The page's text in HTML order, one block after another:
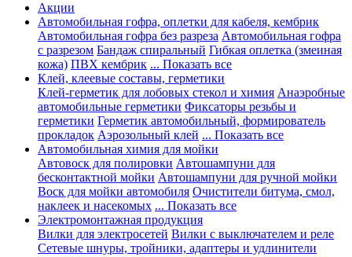
Акции
Автомобильная гофра, оплетки для кабеля, кембрик
Автомобильная гофра без разреза Автомобильная гофра
с разрезом Бандаж спиральный Гибкая оплетка (змеиная
кожа) ПВХ кембрик ... Показать все
Клей, клеевые составы, герметики
Клей-герметик для лобовых стекол и химия Анаэробные
автомобильные герметики Фиксаторы резьбы и
герметики Герметик автомобильный, формирователь
прокладок Аэрозольный клей ... Показать все
Автомобильная химия для мойки
Автовоск для полировки Автошампуни для
бесконтактной мойки Автошампуни для ручной мойки
Воск для мойки автомобиля Очистители битума, смол,
наклеек и насекомых ... Показать все
Электромонтажная продукция
Вилки для электросетей Вилки с выключателем и реле
Сетевые шнуры, тройники, адаптеры и удлинители